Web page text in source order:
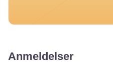
Anmeldelser